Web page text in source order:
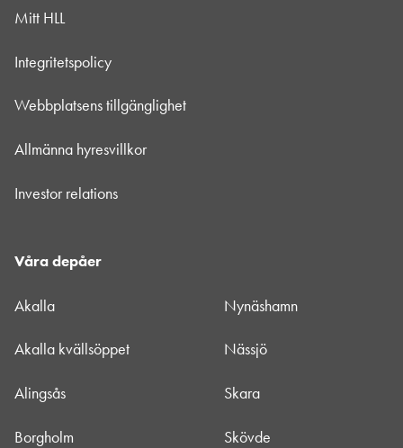
Mitt HLL
Integritetspolicy
Webbplatsens tillgänglighet
Allmänna hyresvillkor
Investor relations
Våra depåer
Akalla
Akalla kvällsöppet
Alingsås
Borgholm
Nynäshamn
Nässjö
Skara
Skövde